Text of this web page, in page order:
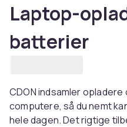
Laptop-
batterier
CDON indsamler
computere, så du nemt
hele dagen. Det rigtige